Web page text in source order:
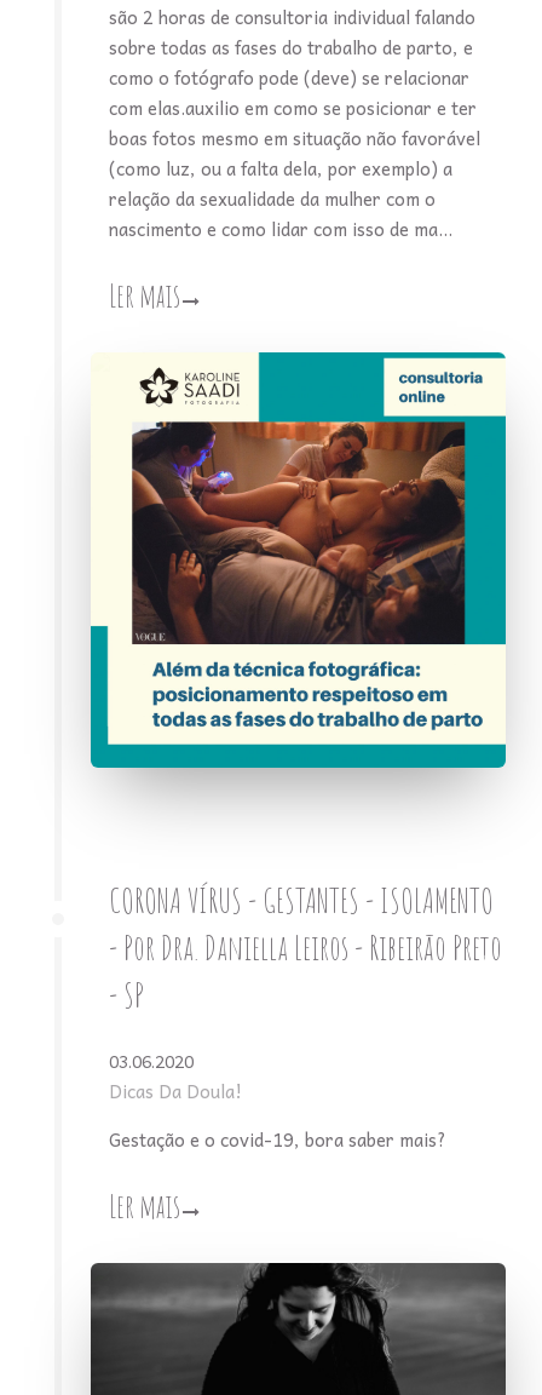
são 2 horas de consultoria individual falando
sobre todas as fases do trabalho de parto, e
como o fotógrafo pode (deve) se relacionar
com elas.auxilio em como se posicionar e ter
boas fotos mesmo em situação não favorável
(como luz, ou a falta dela, por exemplo) a
relação da sexualidade da mulher com o
nascimento e como lidar com isso de ma...
Ler mais
CORONA VÍRUS - GESTANTES - ISOLAMENTO
- Por Dra. Daniella Leiros - Ribeirão Preto
- SP
03.06.2020
Dicas Da Doula!
Gestação e o covid-19, bora saber mais?
Ler mais